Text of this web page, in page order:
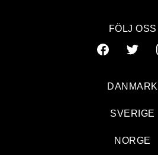
FÖLJ OSS
DANMARK
SVERIGE
NORGE